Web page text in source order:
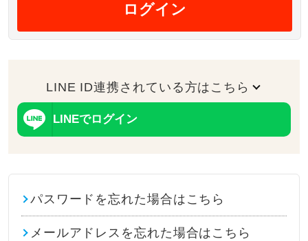
ログイン
LINE ID連携されている方はこちら
LINEでログイン
パスワードを忘れた場合はこちら
メールアドレスを忘れた場合はこちら